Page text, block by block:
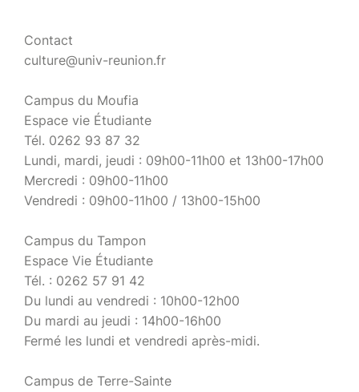
Contact
culture@univ-reunion.fr
Campus du Moufia
Espace vie Étudiante
Tél. 0262 93 87 32
Lundi, mardi, jeudi : 09h00-11h00 et 13h00-17h00
Mercredi : 09h00-11h00
Vendredi : 09h00-11h00 / 13h00-15h00
Campus du Tampon
Espace Vie Étudiante
Tél. : 0262 57 91 42
Du lundi au vendredi : 10h00-12h00
Du mardi au jeudi : 14h00-16h00
Fermé les lundi et vendredi après-midi.
Campus de Terre-Sainte